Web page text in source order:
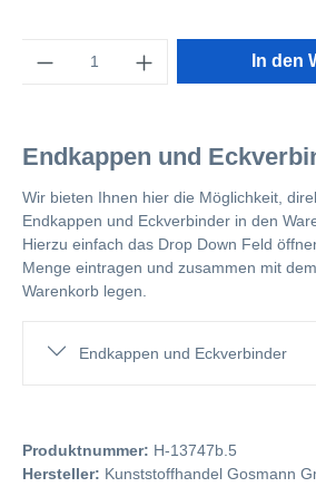
In den
Endkappen und
Wir bieten Ihnen hier die Möglichkeit,
Endkappen und Eckverbinder in den
Hierzu einfach das Drop Down Feld
Menge eintragen und zusammen mit
Warenkorb legen.
Endkappen und Eckverbinder
Produktnummer: H-13747b.5
Hersteller: Kunststoffhandel Gosmann